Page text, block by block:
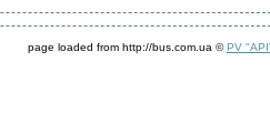
page loaded from http://bus.com.ua ©PV